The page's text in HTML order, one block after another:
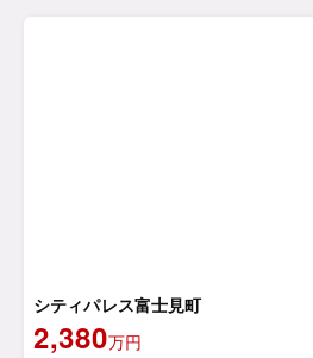
シティパレス富士見町
2,380万円